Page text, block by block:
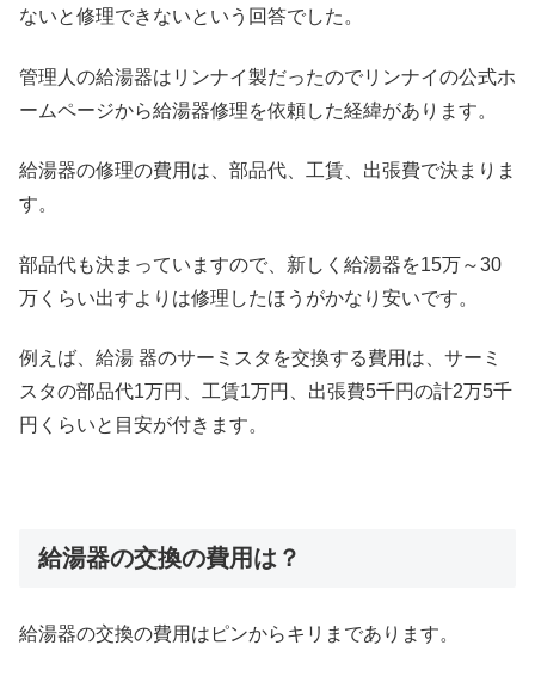
ないと修理できないという回答でした。
管理人の給湯器はリンナイ製だったのでリンナイの公式ホ
ームページから給湯器修理を依頼した経緯があります。
給湯器の修理の費用は、部品代、工賃、出張費で決まりま
す。
部品代も決まっていますので、新しく給湯器を15万～30
万くらい出すよりは修理したほうがかなり安いです。
例えば、給湯 器のサーミスタを交換する費用は、サーミ
スタの部品代1万円、工賃1万円、出張費5千円の計2万5千
円くらいと目安が付きます。
給湯器の交換の費用は？
給湯器の交換の費用はピンからキリまであります。